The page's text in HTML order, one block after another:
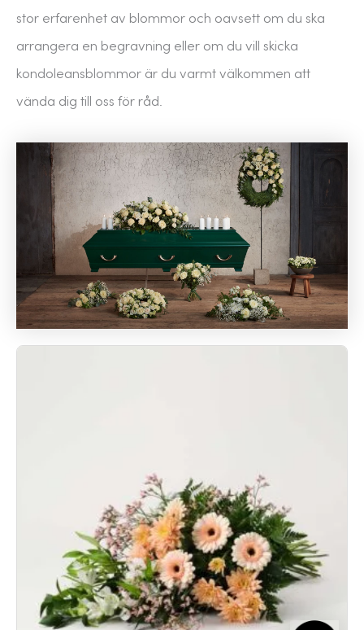
stor erfarenhet av blommor och oavsett om du ska
arrangera en begravning eller om du vill skicka
kondoleansblommor är du varmt välkommen att
vända dig till oss för råd.